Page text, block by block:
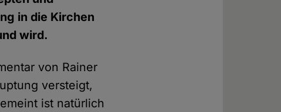
in die Kirchen
wird.
von Rainer
versteigt,
ist natürlich